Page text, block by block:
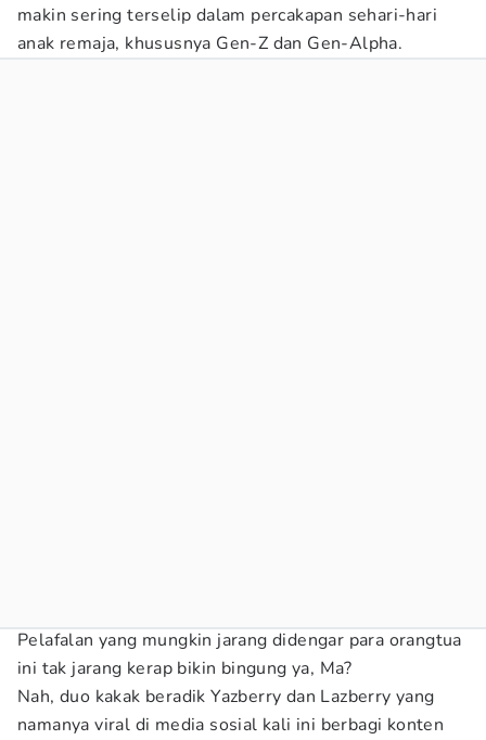
makin sering terselip dalam percakapan sehari-hari
anak remaja, khususnya Gen-Z dan Gen-Alpha.
Pelafalan yang mungkin jarang didengar para orangtua
ini tak jarang kerap bikin bingung ya, Ma?
Nah, duo kakak beradik Yazberry dan Lazberry yang
namanya viral di media sosial kali ini berbagi konten